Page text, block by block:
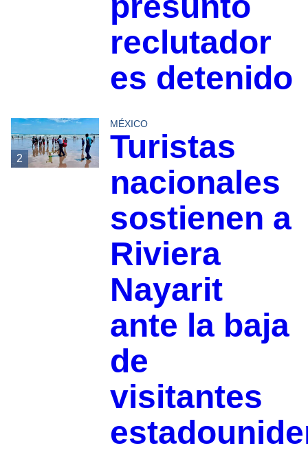
reclutador
es detenido
2
MÉXICO
Turistas
nacionales
sostienen a
Riviera
Nayarit
ante la baja
de
visitantes